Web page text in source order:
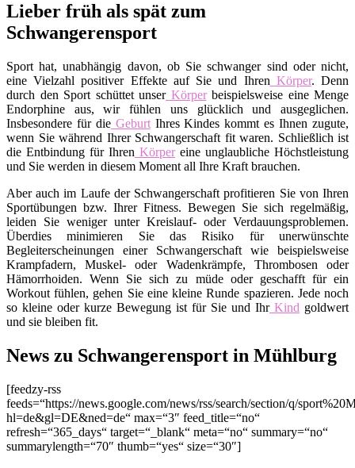
Lieber früh als spät zum
Schwangerensport
Sport hat, unabhängig davon, ob Sie schwanger sind oder nicht,
eine Vielzahl positiver Effekte auf Sie und Ihren Körper. Denn
durch den Sport schüttet unserKörperbeispielsweise eine Menge
Endorphine aus, wir fühlen uns glücklich und ausgeglichen.
Insbesondere für dieGeburtIhres Kindes kommt es Ihnen zugute,
wenn Sie während Ihrer Schwangerschaft fit waren. Schließlich ist
die Entbindung für Ihren Körpereine unglaubliche Höchstleistung
und Sie werden in diesem Moment all Ihre Kraft brauchen.
Aber auch im Laufe der Schwangerschaft profitieren Sie von Ihren
Sportübungen bzw. Ihrer Fitness. Bewegen Sie sich regelmäßig,
leiden Sie weniger unter Kreislauf- oder Verdauungsproblemen.
Überdies minimieren Sie das Risiko für unerwünschte
Begleiterscheinungen einer Schwangerschaft wie beispielsweise
Krampfadern, Muskel- oder Wadenkrämpfe, Thrombosen oder
Hämorrhoiden. Wenn Sie sich zu müde oder geschafft für ein
Workout fühlen, gehen Sie eine kleine Runde spazieren. Jede noch
so kleine oder kurze Bewegung ist für Sie und IhrKind goldwert
und sie bleiben fit.
News zu Schwangerensport in Mühlburg
[feedzy-rss
feeds=“https://news.google.com/news/rss/search/section/q/
hl=de&gl=DE&ned=de“ max=“3″ feed_title=“no“
refresh=“365_days“ target=“_blank“ meta=“no“ summary=“no“
summarylength=“70″ thumb=“yes“ size=“30″]